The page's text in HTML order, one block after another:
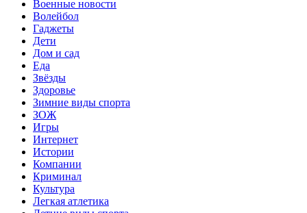
Военные новости
Волейбол
Гаджеты
Дети
Дом и сад
Еда
Звёзды
Здоровье
Зимние виды спорта
ЗОЖ
Игры
Интернет
Истории
Компании
Криминал
Культура
Легкая атлетика